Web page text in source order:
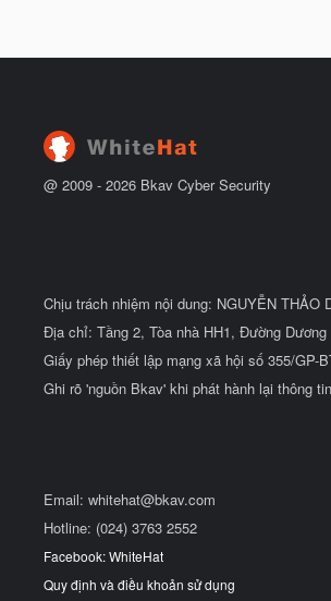
@ 2009 - 2026 Bkav Cyber Security
Chịu trách nhiệm nội dung: NGUYỄN THẢO
Địa chỉ: Tầng 2, Tòa nhà HH1, Đường
Giấy phép thiết lập mạng xã hội số 355/GP-
Ghi rõ 'nguồn Bkav' khi phát hành lại thông
Email: whitehat@bkav.com
Hotline: (024) 3763 2552
Facebook: WhiteHat
Quy định và điều khoản sử dụng